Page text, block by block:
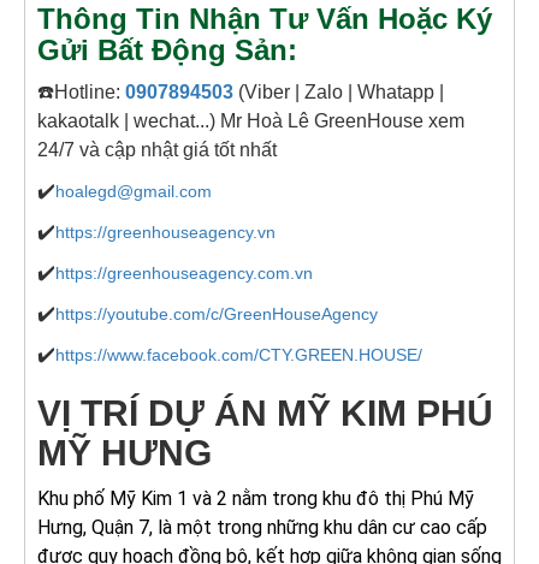
Thông Tin Nhận Tư Vấn Hoặc Ký
Gửi Bất Động Sản:
☎️Hotline: 0907894503 (Viber | Zalo | Whatapp |
kakaotalk | wechat...) Mr Hoà Lê GreenHouse xem
24/7 và cập nhật giá tốt nhất
✔️hoalegd@gmail.com
✔️https://greenhouseagency.vn
✔️https://greenhouseagency.com.vn
✔️https://youtube.com/c/GreenHouseAgency
✔️https://www.facebook.com/CTY.GREEN.HOUSE/
VỊ TRÍ DỰ ÁN MỸ KIM PHÚ
MỸ HƯNG
Khu phố Mỹ Kim 1 và 2 nằm trong khu đô thị Phú Mỹ
Hưng, Quận 7, là một trong những khu dân cư cao cấp
được quy hoạch đồng bộ, kết hợp giữa không gian sống